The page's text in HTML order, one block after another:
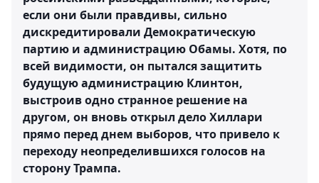
если они были правдивы, сильно
дискредитировали Демократическую
партию и администрацию Обамы. Хотя, по
всей видимости, он пытался защитить
будущую администрацию Клинтон,
выстроив одно странное решение на
другом, он вновь открыл дело Хиллари
прямо перед днем выборов, что привело к
переходу неопределившихся голосов на
сторону Трампа.